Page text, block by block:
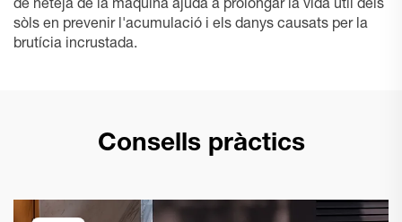
de neteja de la màquina ajuda a prolongar la vida útil dels
sòls en prevenir l'acumulació i els danys causats per la
brutícia incrustada.
Consells pràctics